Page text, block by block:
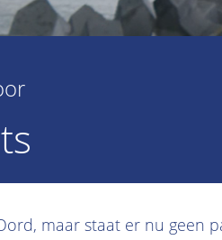
maar staat er nu geen